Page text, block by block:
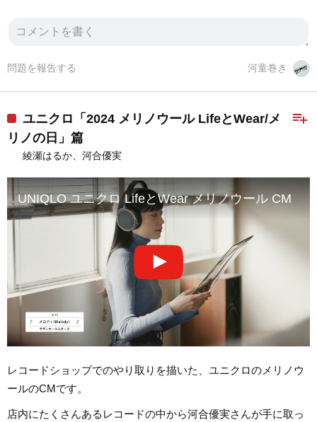
河童巻き
問題を報告する
playlist_add
ユニクロ「2024 メリノウール LifeとWear/メ
リノの日」篇
綾瀬はるか、河合優実
UNIQLO ユニクロ LifeとWear メリノウール CM 「
レコードショップでのやり取りを描いた、ユニクロのメリノウ
ールのCMです。
店内にたくさんあるレコードの中から河合優実さんが手に取っ